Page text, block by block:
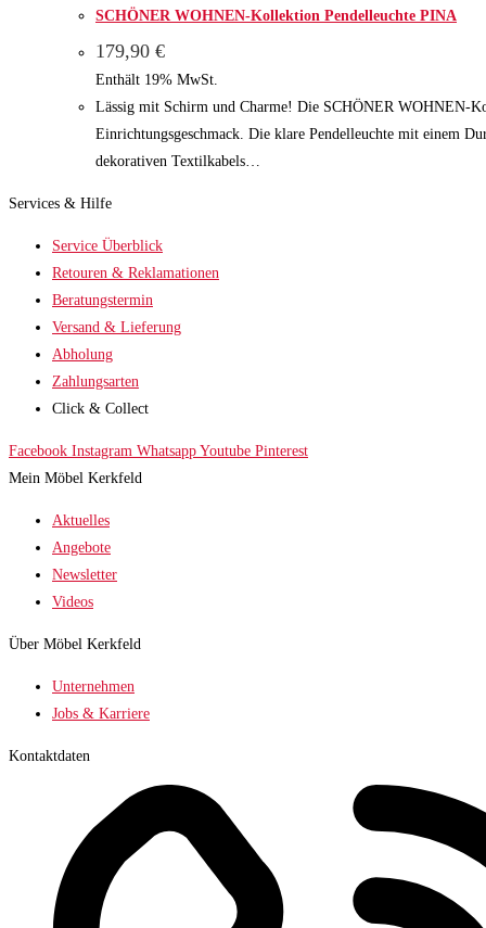
SCHÖNER WOHNEN-Kollektion Pendelleuchte PINA
179,90 €
Enthält 19% MwSt.
Lässig mit Schirm und Charme! Die SCHÖNER WOHNEN-
Einrichtungsgeschmack. Die klare Pendelleuchte mit einem
dekorativen Textilkabels…
Services & Hilfe
Service Überblick
Retouren & Reklamationen
Beratungstermin
Versand & Lieferung
Abholung
Zahlungsarten
Click & Collect
Facebook Instagram Whatsapp Youtube Pinterest
Mein Möbel Kerkfeld
Aktuelles
Angebote
Newsletter
Videos
Über Möbel Kerkfeld
Unternehmen
Jobs & Karriere
Kontaktdaten